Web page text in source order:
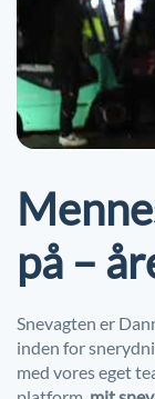
på –
Snevagten er
inden for
med vores eget